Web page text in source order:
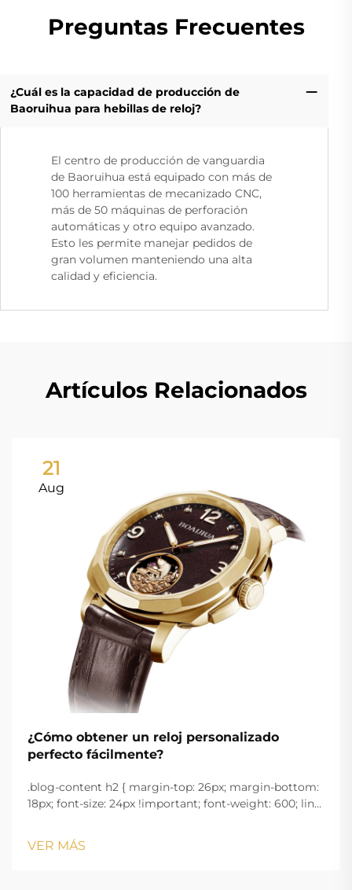
Preguntas Frecuentes
¿Cuál es la capacidad de producción de
Baoruihua para hebillas de reloj?
El centro de producción de vanguardia
de Baoruihua está equipado con más de
100 herramientas de mecanizado CNC,
más de 50 máquinas de perforación
automáticas y otro equipo avanzado.
Esto les permite manejar pedidos de
gran volumen manteniendo una alta
calidad y eficiencia.
Artículos Relacionados
21
Aug
¿Cómo obtener un reloj personalizado
perfecto fácilmente?
.blog-content h2 { margin-top: 26px; margin-bottom:
18px; font-size: 24px !important; font-weight: 600; line-
margin-bottom: 18px; font-size: 20px !important; font-
w...
VER MÁS